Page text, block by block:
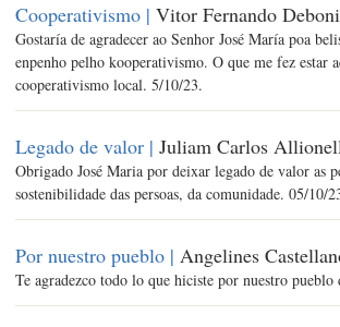
Cooperativismo | Vitor Fernando
Gostaría de agradecer ao Senhor José María poa
enpenho pelho kooperativismo. O que me fez
cooperativismo local. 5/10/23.
Legado de valor | Juliam Carlos
Obrigado José Maria por deixar legado de valor as
sostenibilidade das persoas, da comunidade. 05/10/
Por nuestro pueblo | Angelines
Te agradezco todo lo que hiciste por nuestro